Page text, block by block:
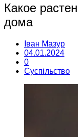
Какое
дома
Іван Мазур
04.01.2024
0
Суспільство